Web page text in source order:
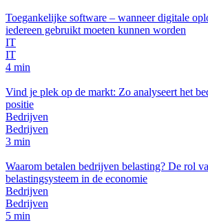
Toegankelijke software – wanneer digitale
iedereen gebruikt moeten kunnen worden
IT
IT
4 min
Vind je plek op de markt: Zo analyseert het
positie
Bedrijven
Bedrijven
3 min
Waarom betalen bedrijven belasting? De rol
belastingsysteem in de economie
Bedrijven
Bedrijven
5 min